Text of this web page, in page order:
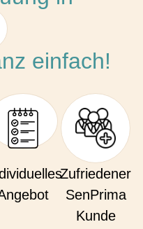
einfach!
Zufriedener
SenPrima
Kunde